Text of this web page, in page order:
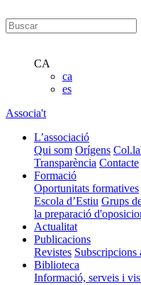
CA
ca
es
Associa't
L’associació
Qui som Orígens
Transparència Contacte
Formació
Oportunitats formatives
Escola d’Estiu Grups
la preparació
Actualitat
Publicacions
Revistes Subscripcions
Biblioteca
Informació, serveis i